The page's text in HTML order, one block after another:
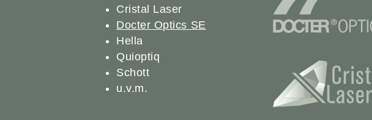
Cristal Laser
Docter Optics SE
Hella
Quioptiq
Schott
u.v.m.